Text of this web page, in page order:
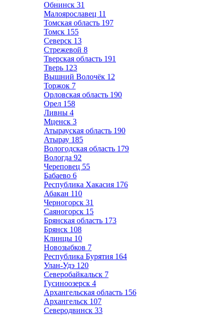
Обнинск 31
Малоярославец 11
Томская область 197
Томск 155
Северск 13
Стрежевой 8
Тверская область 191
Тверь 123
Вышний Волочёк 12
Торжок 7
Орловская область 190
Орел 158
Ливны 4
Мценск 3
Атырауская область 190
Атырау 185
Вологодская область 179
Вологда 92
Череповец 55
Бабаево 6
Республика Хакасия 176
Абакан 110
Черногорск 31
Саяногорск 15
Брянская область 173
Брянск 108
Клинцы 10
Новозыбков 7
Республика Бурятия 164
Улан-Удэ 120
Северобайкальск 7
Гусиноозерск 4
Архангельская область 156
Архангельск 107
Северодвинск 33